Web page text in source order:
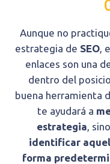
Aunque no
estrategia de SEO,
enlaces son una
dentro del
buena herramienta
te ayudará a
estrategia,
identificar
forma